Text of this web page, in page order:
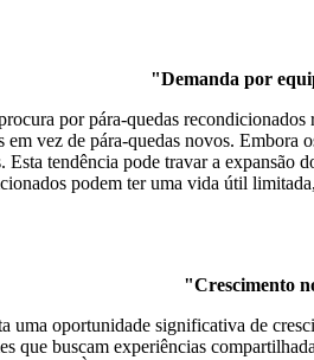
"Demanda por
por pára-quedas
vez de pára-quedas novos.
Esta tendência pode travar a
podem ter uma vida útil
"Crescimento
uma oportunidade significativa de
que buscam experiências